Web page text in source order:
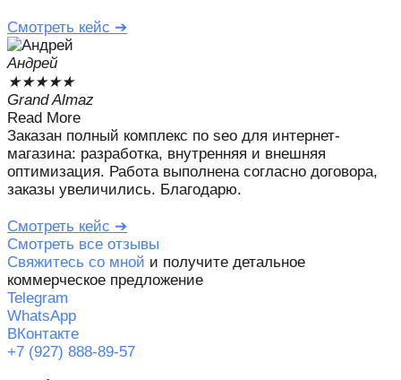
Смотреть кейс ➔
Андрей
★★★★★
Grand Almaz
Read More
Заказан полный комплекс по seo для интернет-
магазина: разработка, внутренняя и внешняя
оптимизация. Работа выполнена согласно договора,
заказы увеличились. Благодарю.
Смотреть кейс ➔
Смотреть все отзывы
Свяжитесь со мной и получите детальное
коммерческое предложение
Telegram
WhatsApp
ВКонтакте
+7 (927) 888-89-57